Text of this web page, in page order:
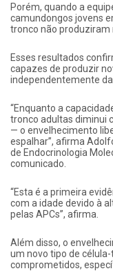
Porém, quando a
camundongos jovens
tronco não produziram
Esses resultados
capazes de produzir
independentemente
“Enquanto a
tronco adultas diminui
— o envelhecimento
espalhar”, afirma
de Endocrinologia
comunicado.
“Esta é a primeira
com a idade devido à
pelas APCs”, afirma.
Além disso, o
um novo tipo de
comprometidos,